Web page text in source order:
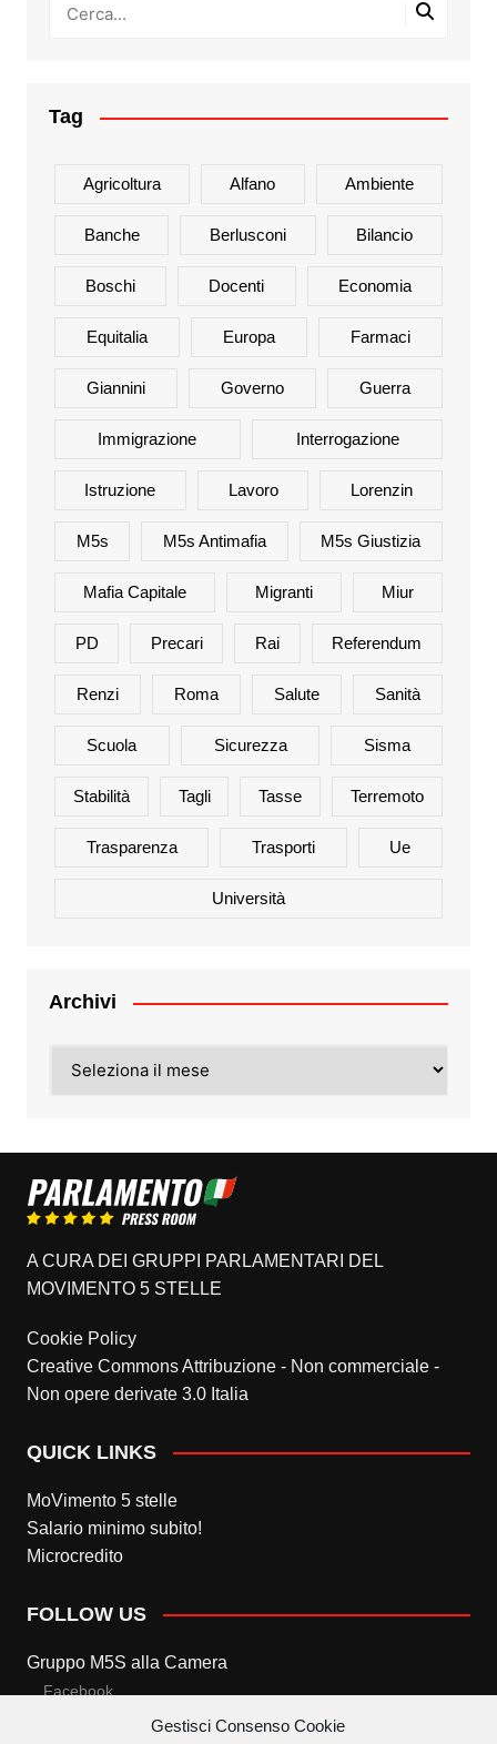
Gestisci Consenso Cookie
Tag
Agricoltura Alfano Ambiente
Banche Berlusconi Bilancio
Boschi Docenti Economia
Equitalia Europa Farmaci
Giannini Governo Guerra
Immigrazione Interrogazione
Istruzione Lavoro Lorenzin
M5s M5s Antimafia M5s Giustizia
Mafia Capitale Migranti Miur
PD Precari Rai Referendum
Renzi Roma Salute Sanità
Scuola Sicurezza Sisma
Stabilità Tagli Tasse Terremoto
Trasparenza Trasporti Ue
Università
Archivi
A CURA DEI GRUPPI PARLAMENTARI DEL
MOVIMENTO 5 STELLE
Cookie Policy
Creative Commons Attribuzione - Non commerciale -
Non opere derivate 3.0 Italia
QUICK LINKS
MoVimento 5 stelle
Salario minimo subito!
Microcredito
FOLLOW US
Gruppo M5S alla Camera
Facebook